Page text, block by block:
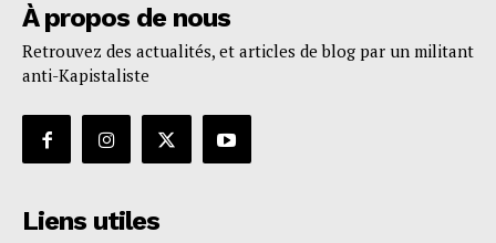
À propos de nous
Retrouvez des actualités, et articles de blog par un militant
anti-Kapistaliste
Liens utiles